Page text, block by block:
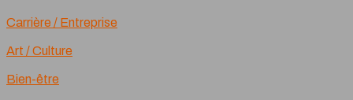
Carrière / Entreprise
Art / Culture
Bien-être